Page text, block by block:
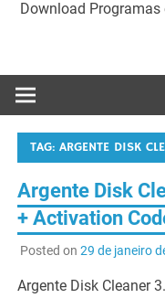
Download Programas
TAG:ARGENTE DISK
Argente Disk
+ Activation
Posted on 29 de janeiro
Argente Disk Cleaner